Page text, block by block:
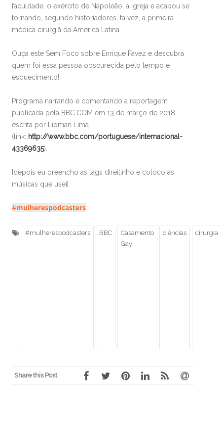
faculdade, o exército de Napoleão, a Igreja e acabou se
tornando, segundo historiadores, talvez, a primeira
médica cirurgiã da América Latina.
Ouça este Sem Foco sobre Enrique Favez e descubra
quem foi essa pessoa obscurecida pelo tempo e
esquecimento!
Programa narrando e comentando a reportagem
publicada pela BBC.COM em 13 de março de 2018,
escrita por Lioman Lima
(link: http://www.bbc.com/portuguese/internacional-
43369635).
[depois eu preencho as tags direitinho e coloco as
músicas que usei]
#mulherespodcasters
#mulherespodcasters BBC
Casamento
Gay
ciências cirurgia
Share this Post